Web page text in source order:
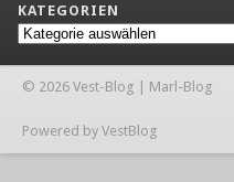
KATEGORIEN
Kategorien
© 2026 Vest-Blog | Marl-Blog
Powered by VestBlog